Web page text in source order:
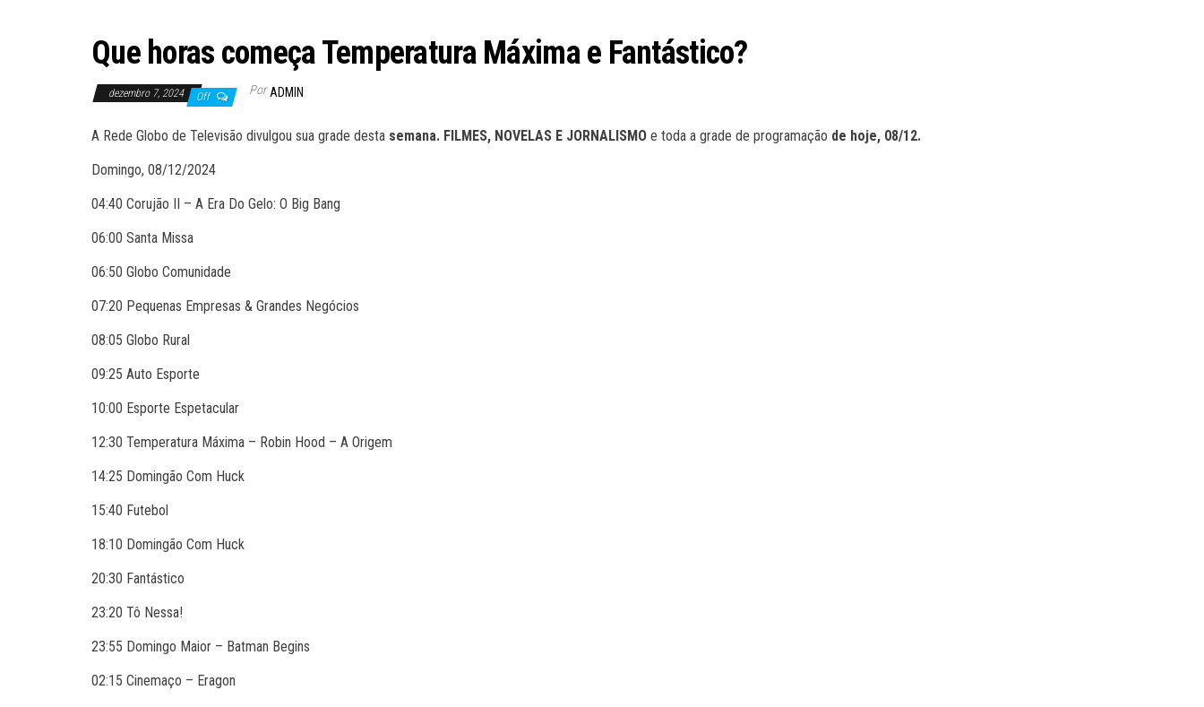
Que horas começa Temperatura Máxima e Fantástico?
dezembro 7, 2024 Off Por ADMIN
A Rede Globo de Televisão divulgou sua grade desta semana. FILMES, NOVELAS E JORNALISMO e toda a grade de programação de hoje, 08/12.
Domingo, 08/12/2024
04:40 Corujão II – A Era Do Gelo: O Big Bang
06:00 Santa Missa
06:50 Globo Comunidade
07:20 Pequenas Empresas & Grandes Negócios
08:05 Globo Rural
09:25 Auto Esporte
10:00 Esporte Espetacular
12:30 Temperatura Máxima – Robin Hood – A Origem
14:25 Domingão Com Huck
15:40 Futebol
18:10 Domingão Com Huck
20:30 Fantástico
23:20 Tô Nessa!
23:55 Domingo Maior – Batman Begins
02:15 Cinemaço – Eragon